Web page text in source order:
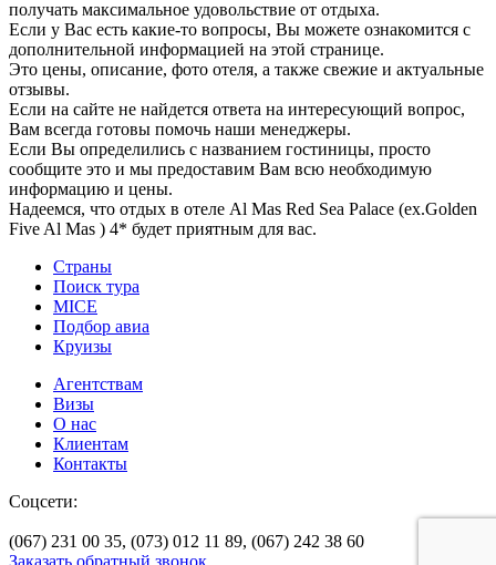
получать максимальное удовольствие от отдыха.
Если у Вас есть какие-то вопросы, Вы можете ознакомится с
дополнительной информацией на этой странице.
Это цены, описание, фото отеля, а также свежие и актуальные
отзывы.
Если на сайте не найдется ответа на интересующий вопрос,
Вам всегда готовы помочь наши менеджеры.
Если Вы определились с названием гостиницы, просто
сообщите это и мы предоставим Вам всю необходимую
информацию и цены.
Надеемся, что отдых в отеле Al Mas Red Sea Palace (ex.Golden
Five Al Mas ) 4* будет приятным для вас.
Страны
Поиск тура
MICE
Подбор авиа
Круизы
Агентствам
Визы
О нас
Клиентам
Контакты
Соцсети:
(067) 231 00 35, (073) 012 11 89, (067) 242 38 60